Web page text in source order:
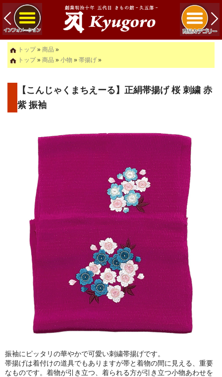
トップ» 商品 »
トップ» 商品 » 小物 » 帯揚げ »
【こんじゃくまちえーる】正絹帯揚げ 桜 刺繍 赤
紫 振袖
振袖にピッタリの華やかで可愛い刺繍帯揚げです。
帯揚げは着付けの道具でもありますが帯と着物の間に見える、重要
なものです。着物が引き立つ、着られる方が引き立つ小物あわせを